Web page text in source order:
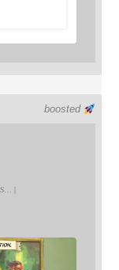
boosted